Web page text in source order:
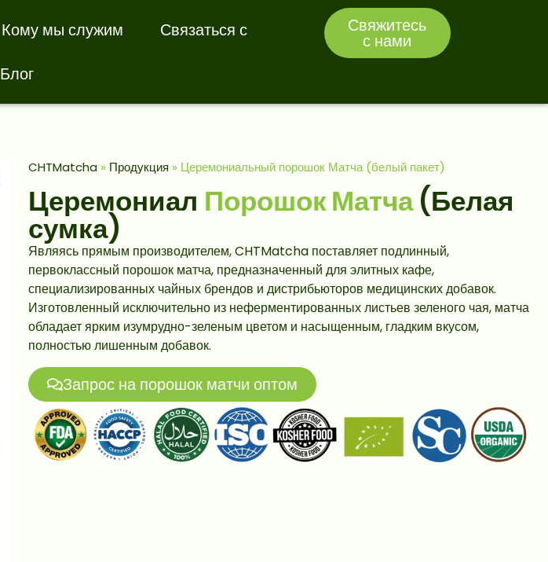
Кому мы служим
Связаться с
Блог
Свяжитесь
с нами
CHTMatcha » Продукция » Церемониальный порошок Матча (белый пакет)
Церемониал Порошок Матча(Белая
сумка)
Являясь прямым производителем, CHTMatcha поставляет подлинный,
первоклассный порошок матча, предназначенный для элитных кафе,
специализированных чайных брендов и дистрибьюторов медицинских добавок.
Изготовленный исключительно из неферментированных листьев зеленого чая, матча
обладает ярким изумрудно-зеленым цветом и насыщенным, гладким вкусом,
полностью лишенным добавок.
Запрос на порошок матчи оптом